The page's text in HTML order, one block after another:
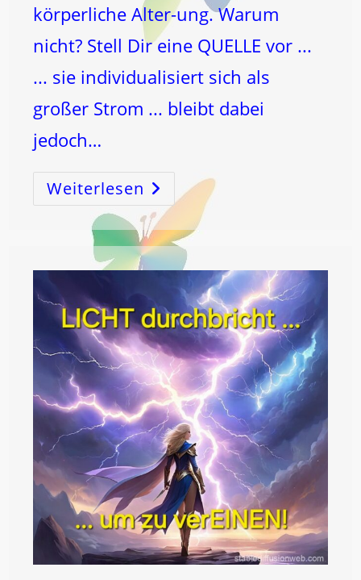
körperliche Alter-ung. Warum
nicht? Stell Dir eine QUELLE vor ...
... sie individualisiert sich als
großer Strom ... bleibt dabei
jedoch…
Weiterlesen LICHT
Und
…
Der
FALL!